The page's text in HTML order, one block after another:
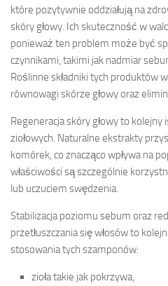
które pozytywnie oddziałują na
skóry głowy. Ich skuteczność w
ponieważ ten problem może być
czynnikami, takimi jak nadmiar
Roślinne składniki tych produktów
równowagi skórze głowy oraz
Regeneracja skóry głowy to
ziołowych. Naturalne ekstrakty
komórek, co znacząco wpływa na
właściwości są szczególnie
lub uczuciem swędzenia.
Stabilizacja poziomu sebum oraz
przetłuszczania się włosów to
stosowania tych szamponów:
zioła takie jak pokrzywa,